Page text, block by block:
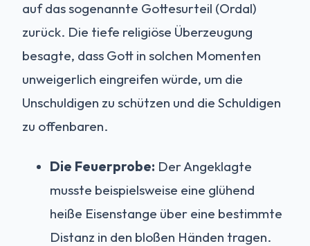
auf das sogenannte Gottesurteil (Ordal)
zurück. Die tiefe religiöse Überzeugung
besagte, dass Gott in solchen Momenten
unweigerlich eingreifen würde, um die
Unschuldigen zu schützen und die Schuldigen
zu offenbaren.
Die Feuerprobe: Der Angeklagte
musste beispielsweise eine glühend
heiße Eisenstange über eine bestimmte
Distanz in den bloßen Händen tragen.